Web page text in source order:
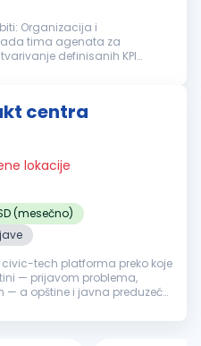
...Team Leader. Tvoji zadaci će biti: Organizacija i
tima agenata za
definisanih KPI
centra
lokacije
(mesečno)
tech platforma preko koje
— prijavom problema,
a opštine i javna preduzeća